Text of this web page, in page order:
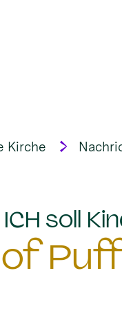
Kirche
ICH soll